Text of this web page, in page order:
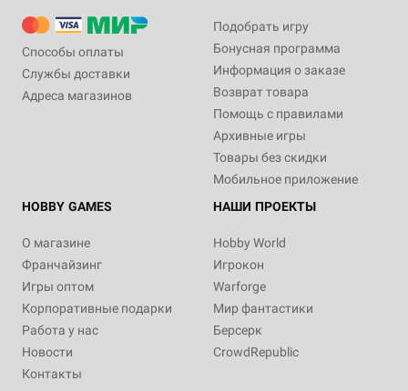
Способы оплаты
Службы доставки
Адреса магазинов
Подобрать игру
Бонусная программа
Информация о заказе
Возврат товара
Помощь с правилами
Архивные игры
Товары без скидки
Мобильное приложение
HOBBY GAMES
О магазине
Франчайзинг
Игры оптом
Корпоративные подарки
Работа у нас
Новости
Контакты
НАШИ ПРОЕКТЫ
Hobby World
Игрокон
Warforge
Мир фантастики
Берсерк
CrowdRepublic